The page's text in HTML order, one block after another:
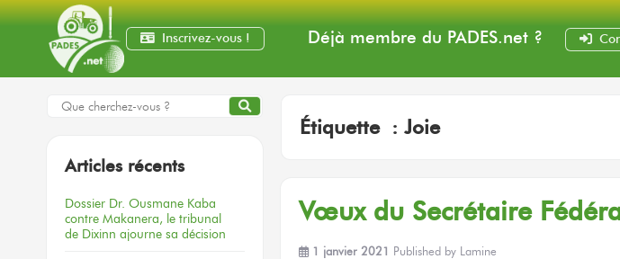
Inscrivez-vous ! Déjà membre du PADES.net?
Étiquette : Joie
Vœux du Secrétaire
1 janvier 2021 Published by Lamine
Articles récents
Dossier Dr. Ousmane Kaba
contre Makanera, le tribunal
de Dixinn ajourne sa décision